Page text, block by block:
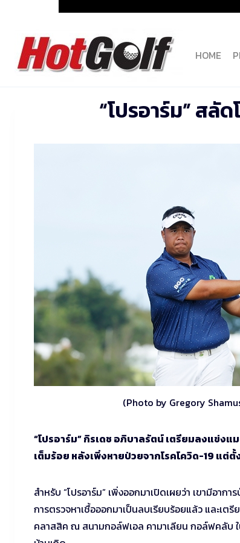
content
HOME
“โปรอาร์ม” สลั
(Photo by Gregory
“โปรอาร์ม” กิรเดช อภิบาลรัตน์ เตรียมลงแข่ง
เต็มร้อย หลังเพิ่งหายป่วยจากโรคโควิด-19 แต่
สำหรับ “โปรอาร์ม” เพิ่งออกมาเปิดเผยว่า เขามีอา
การตรวจหาเชื้อออกมาเป็นลบเรียบร้อยแล้ว และเต
คลาสสิค ณ สนามกอล์ฟเอล คามาเลียน กอล์ฟคลับ